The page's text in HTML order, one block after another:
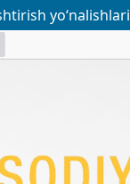
yo‘nalishlari